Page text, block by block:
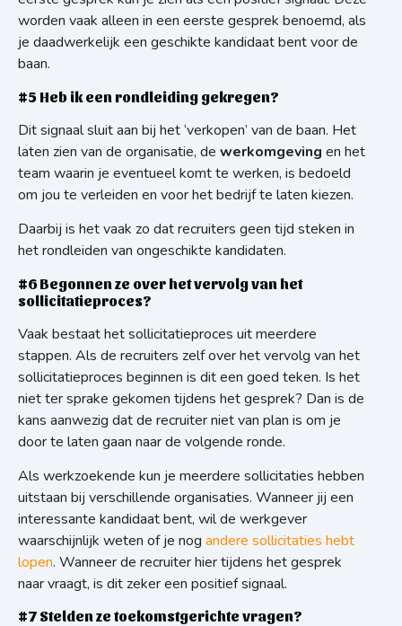
worden vaak alleen in een eerste gesprek benoemd, als
je daadwerkelijk een geschikte kandidaat bent voor de
baan.
#5 Heb ik een rondleiding gekregen?
Dit signaal sluit aan bij het ‘verkopen’ van de baan. Het
laten zien van de organisatie, de werkomgeving en het
team waarin je eventueel komt te werken, is bedoeld
om jou te verleiden en voor het bedrijf te laten kiezen.
Daarbij is het vaak zo dat recruiters geen tijd steken in
het rondleiden van ongeschikte kandidaten.
#6 Begonnen ze over het vervolg van het
sollicitatieproces?
Vaak bestaat het sollicitatieproces uit meerdere
stappen. Als de recruiters zelf over het vervolg van het
sollicitatieproces beginnen is dit een goed teken. Is het
niet ter sprake gekomen tijdens het gesprek? Dan is de
kans aanwezig dat de recruiter niet van plan is om je
door te laten gaan naar de volgende ronde.
Als werkzoekende kun je meerdere sollicitaties hebben
uitstaan bij verschillende organisaties. Wanneer jij een
interessante kandidaat bent, wil de werkgever
waarschijnlijk weten of je nog andere sollicitaties hebt
lopen. Wanneer de recruiter hier tijdens het gesprek
naar vraagt, is dit zeker een positief signaal.
#7 Stelden ze toekomstgerichte vragen?